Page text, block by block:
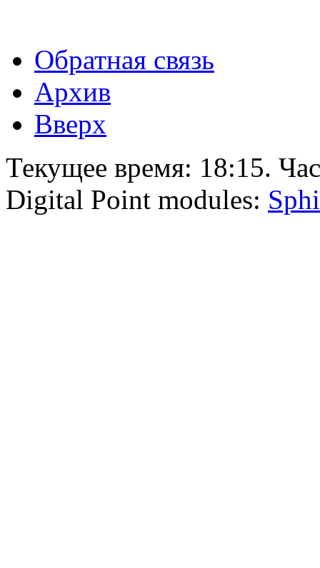
Обратная связь
Архив
Вверх
Текущее время: 18:15.
Digital Point modules: